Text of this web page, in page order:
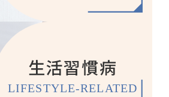
生活習慣病
LIFESTYLE-RELATED